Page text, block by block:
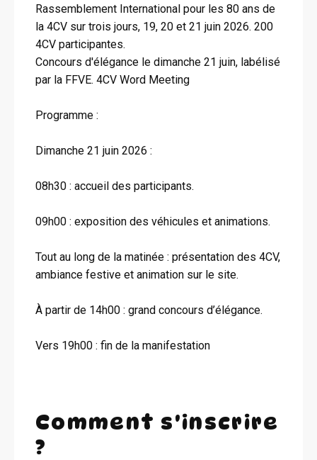
Rassemblement International pour les 80 ans de
la 4CV sur trois jours, 19, 20 et 21 juin 2026. 200
4CV participantes.
Concours d'élégance le dimanche 21 juin, labélisé
par la FFVE. 4CV Word Meeting
Programme :
Dimanche 21 juin 2026 :
08h30 : accueil des participants.
09h00 : exposition des véhicules et animations.
Tout au long de la matinée : présentation des 4CV,
ambiance festive et animation sur le site.
À partir de 14h00 : grand concours d’élégance.
Vers 19h00 : fin de la manifestation
Comment s'inscrire
?